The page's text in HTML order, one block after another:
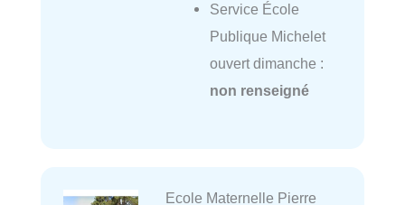
Service École
Publique Michelet
ouvert dimanche :
non renseigné
Ecole Maternelle Pierre